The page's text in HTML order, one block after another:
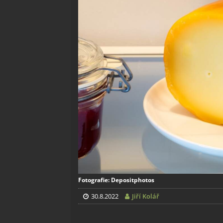
Fotografie: Depositphotos
30.8.2022 Jiří Kolář